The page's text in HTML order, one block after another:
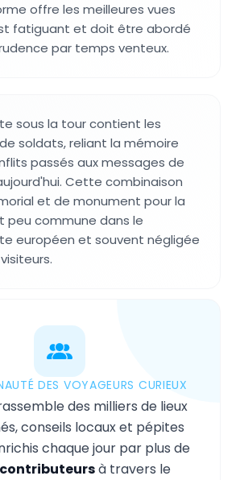
offre les meilleures vues
fatiguant et doit être abordé
par temps venteux.
sous la tour contient les
soldats, reliant la mémoire
passés aux messages de
Cette combinaison
et de monument pour la
peu commune dans le
européen et souvent négligée
DES VOYAGEURS CURIEUX
des milliers de lieux
conseils locaux et pépites
chaque jour par plus de
à travers le